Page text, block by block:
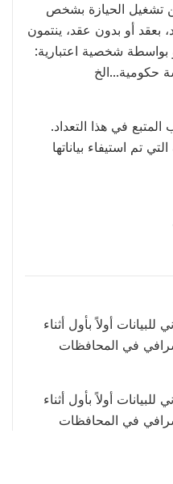
تشغيل الحيازة بشخص
بعقد أو بدون عقد، ينتمون
بواسطة شخصية اعتبارية:
حكومية...الخ
في هذا التعداد.
تم استيفاء بياناتها
أولاً بأول أثناء
في المحافظات
أولاً بأول أثناء
في المحافظات